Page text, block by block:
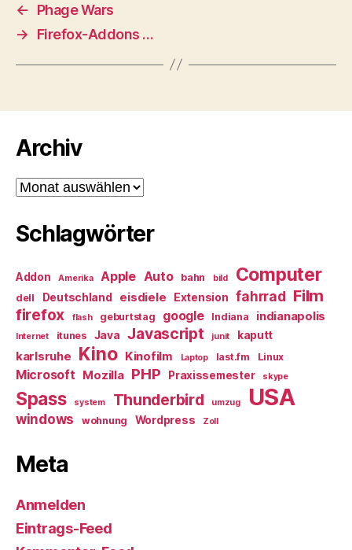
←
Phage Wars
→
Firefox-Addons …
Archiv
Archiv
Schlagwörter
Addon Amerika Apple Auto bahn bild Computer
dell Deutschland eisdiele Extension fahrrad Film
firefox flash geburtstag google Indiana indianapolis
Internet itunes Java Javascript junit kaputt
karlsruhe Kino Kinofilm Laptop last.fm Linux
Microsoft Mozilla PHP Praxissemester skype
Spass system Thunderbird umzug USA
windows wohnung Wordpress Zoll
Meta
Anmelden
Eintrags-Feed